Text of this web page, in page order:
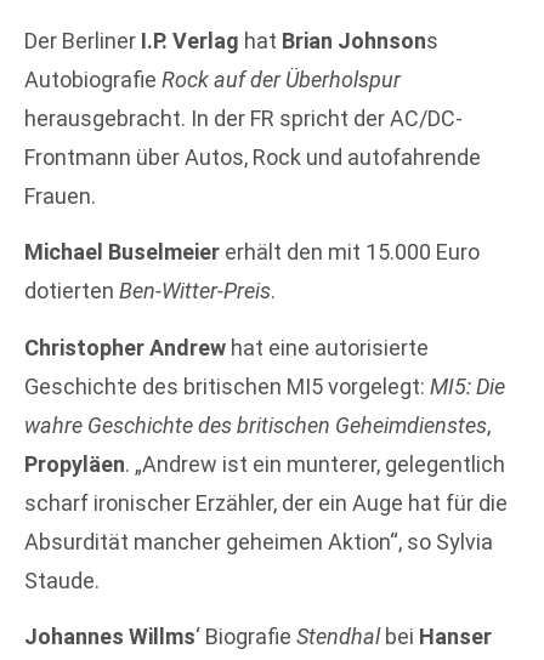
Der Berliner I.P. Verlag hat Brian Johnsons
Autobiografie Rock auf der Überholspur
herausgebracht. In der FR spricht der AC/DC-
Frontmann über Autos, Rock und autofahrende
Frauen.
Michael Buselmeier erhält den mit 15.000 Euro
dotierten Ben-Witter-Preis.
Christopher Andrew hat eine autorisierte
Geschichte des britischen MI5 vorgelegt: MI5: Die
wahre Geschichte des britischen Geheimdienstes,
Propyläen. „Andrew ist ein munterer, gelegentlich
scharf ironischer Erzähler, der ein Auge hat für die
Absurdität mancher geheimen Aktion“, so Sylvia
Staude.
Johannes Willms‘ Biografie Stendhalbei Hanser